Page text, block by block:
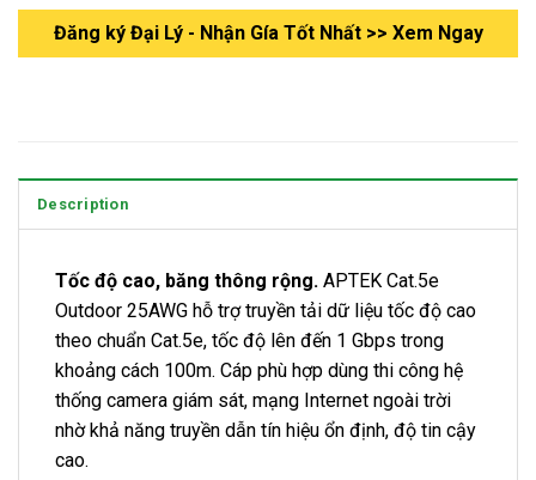
Đăng ký Đại Lý - Nhận Gía Tốt Nhất >> Xem Ngay
Description
Tốc độ cao, băng thông rộng. APTEK Cat.5e
Outdoor 25AWG hỗ trợ truyền tải dữ liệu tốc độ cao
theo chuẩn Cat.5e, tốc độ lên đến 1 Gbps trong
khoảng cách 100m. Cáp phù hợp dùng thi công hệ
thống camera giám sát, mạng Internet ngoài trời
nhờ khả năng truyền dẫn tín hiệu ổn định, độ tin cậy
cao.